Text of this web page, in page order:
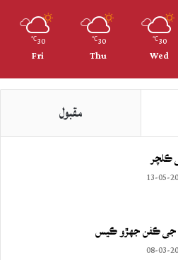
30
℃
Wed
30
℃
Thu
30
℃
Fri
مقبول
ڪلچر
13-05-
جي ڪفن جھڙو ڪيس
08-03-